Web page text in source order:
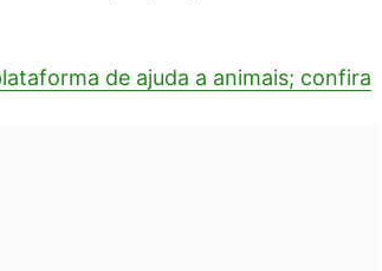
de ajuda a animais; confira